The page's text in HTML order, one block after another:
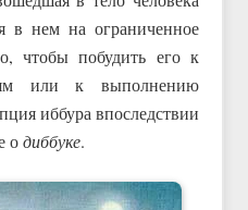
в нем на ограниченное
чтобы побудить его к
или к выполнению
иббура впоследствии
одиббуке.